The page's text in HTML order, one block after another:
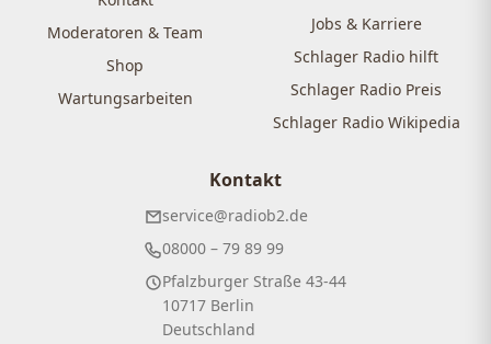
Moderatoren & Team
Shop
Wartungsarbeiten
Jobs & Karriere
Schlager Radio hilft
Schlager Radio Preis
Schlager Radio Wikipedia
Kontakt
service@radiob2.de
08000 – 79 89 99
Pfalzburger Straße 43-44
10717 Berlin
Deutschland